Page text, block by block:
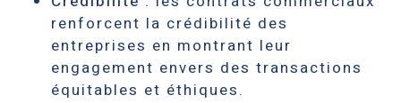
renforcent la crédibilité des
entreprises en montrant leur
engagement envers des transactions
équitables et éthiques.